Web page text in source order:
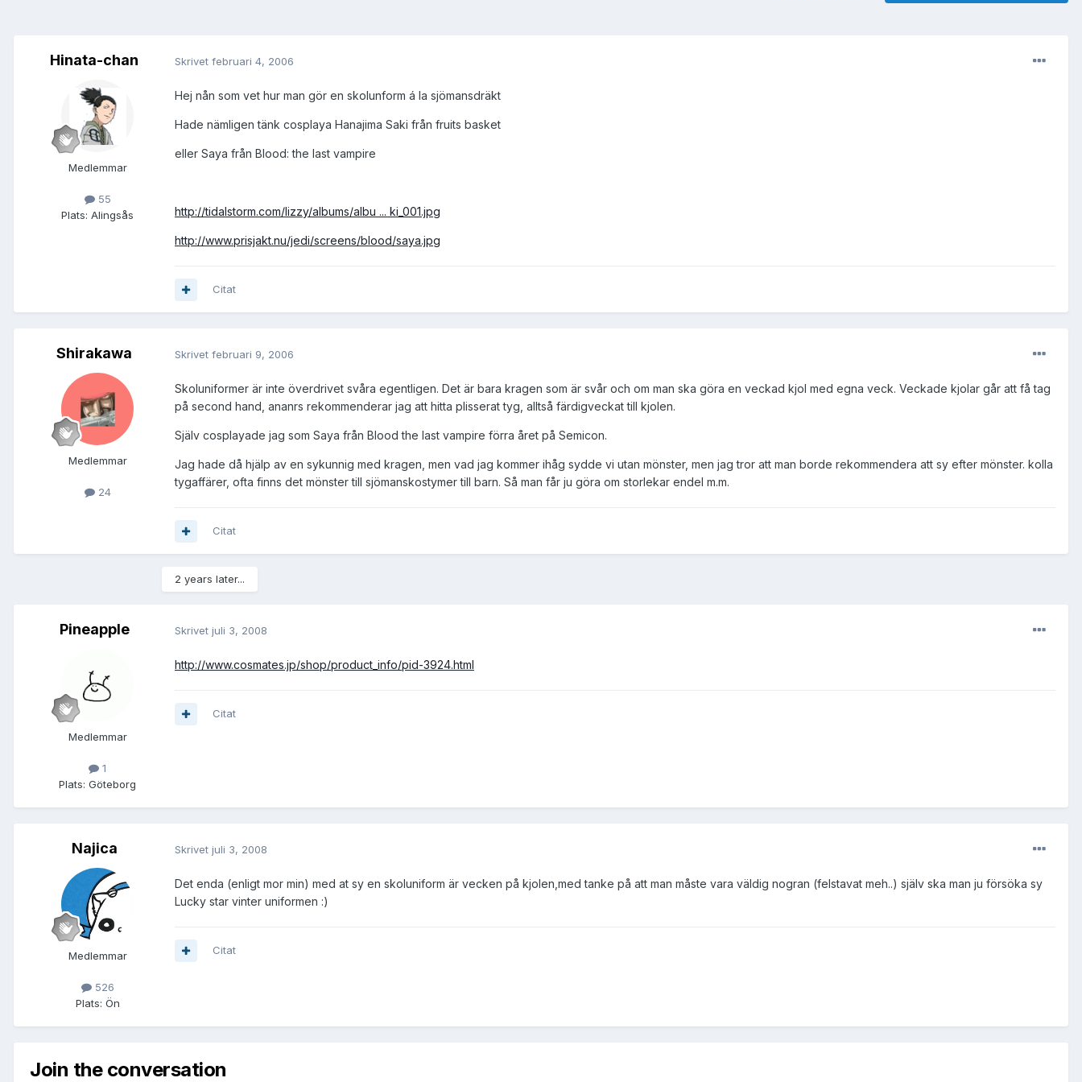
Hinata-chan
Medlemmar
55
Plats: Alingsås
Skrivet februari 4, 2006
Hej nån som vet hur man gör en skolunform á la sjömansdräkt
Hade nämligen tänk cosplaya Hanajima Saki från fruits basket
eller Saya från Blood: the last vampire
http://tidalstorm.com/lizzy/albums/albu ... ki_001.jpg
http://www.prisjakt.nu/jedi/screens/blood/saya.jpg
Citat
Shirakawa
Medlemmar
24
Skrivet februari 9, 2006
Skoluniformer är inte överdrivet svåra egentligen. Det är bara kragen som är svår och om man ska göra en veckad kjol med egna veck. Veckade kjolar går att få tag
på second hand, ananrs rekommenderar jag att hitta plisserat tyg, alltså färdigveckat till kjolen.
Själv cosplayade jag som Saya från Blood the last vampire förra året på Semicon.
Jag hade då hjälp av en sykunnig med kragen, men vad jag kommer ihåg sydde vi utan mönster, men jag tror att man borde rekommendera att sy efter mönster. kolla
tygaffärer, ofta finns det mönster till sjömanskostymer till barn. Så man får ju göra om storlekar endel m.m.
Citat
2 years later...
Pineapple
Medlemmar
1
Plats: Göteborg
Skrivet juli 3, 2008
http://www.cosmates.jp/shop/product_info/pid-3924.html
Citat
Najica
Medlemmar
526
Plats: Ön
Skrivet juli 3, 2008
Det enda (enligt mor min) med at sy en skoluniform är vecken på kjolen,med tanke på att man måste vara väldig nogran (felstavat meh..) själv ska man ju försöka sy
Lucky star vinter uniformen :)
Citat
Join the conversation